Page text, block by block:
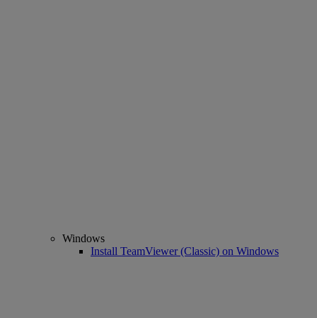
Windows
Install TeamViewer (Classic) on Windows